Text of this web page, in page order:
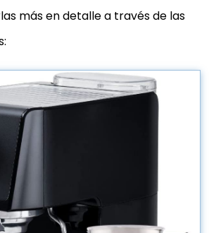
más en detalle a través de las